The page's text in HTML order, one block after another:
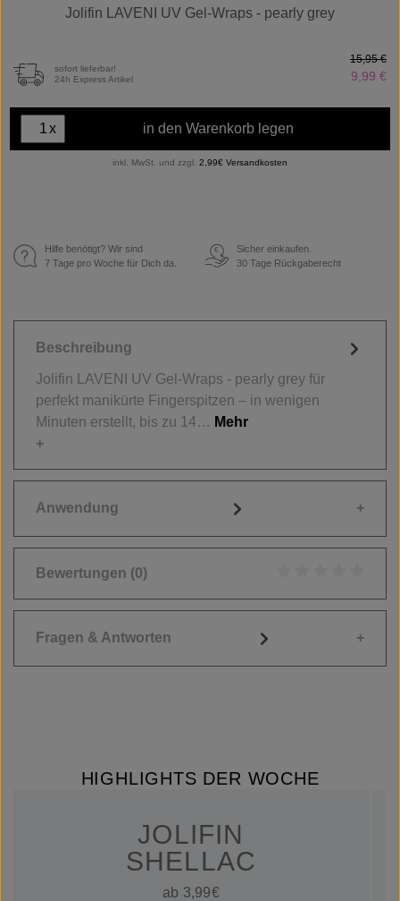
Jolifin LAVENI UV Gel-Wraps - pearly grey
sofort lieferbar!
24h Express Artikel
9,99 €
15,95 €
x in den Warenkorb legen
inkl. MwSt. und zzgl. 2,99€ Versandkosten
Hilfe benötigt? Wir sind
7 Tage pro Woche für Dich da.
€
Sicher einkaufen.
30 Tage Rückgaberecht
Beschreibung
Jolifin LAVENI UV Gel-Wraps - pearly grey für
perfekt manikürte Fingerspitzen – in wenigen
Minuten erstellt, bis zu 14… Mehr
Anwendung
Bewertungen (0)
Fragen & Antworten
HIGHLIGHTS DER WOCHE
JOLIFIN
SHELLAC
ab 3,99€